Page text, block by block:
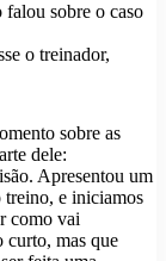
falou sobre o caso
o treinador,
sobre as
dele:
Apresentou um
treino, e iniciamos
como vai
curto, mas que